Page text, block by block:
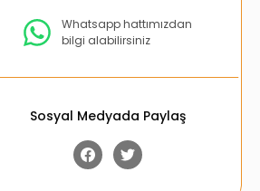
Whatsapp hattımızdan
bilgi alabilirsiniz
Sosyal Medyada Paylaş